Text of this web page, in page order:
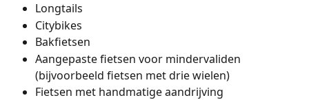
Longtails
Citybikes
Bakfietsen
Aangepaste fietsen voor mindervaliden
(bijvoorbeeld fietsen met drie wielen)
Fietsen met handmatige aandrijving